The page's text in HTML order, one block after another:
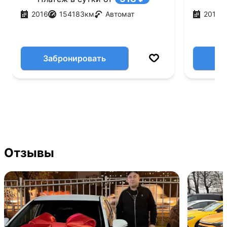
2016 154183км Автомат
Забронировать
2018
Отзывы